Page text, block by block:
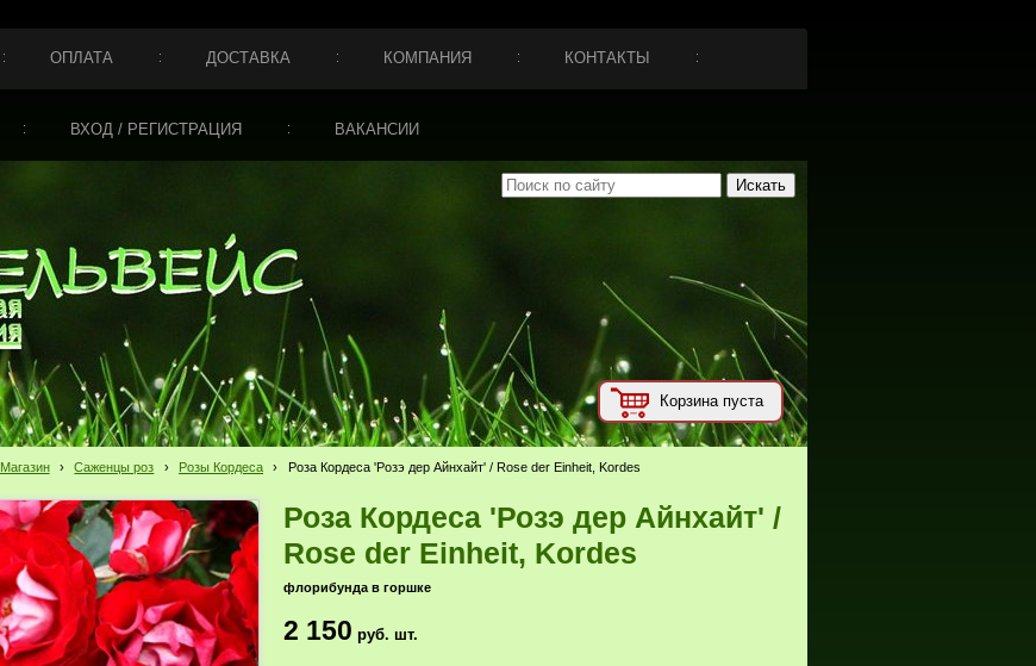
ОПЛАТА ДОСТАВКА КОМПАНИЯ КОНТАКТЫ
ВХОД / РЕГИСТРАЦИЯ ВАКАНСИИ
Корзина пуста
Магазин › Саженцы роз › Розы Кордеса › Роза Кордеса 'Розэ дер Айнхайт' / Rose der Einheit, Kordes
Роза Кордеса 'Розэ дер Айнхайт' /
Rose der Einheit, Kordes
флорибунда в горшке
2 150 руб. шт.